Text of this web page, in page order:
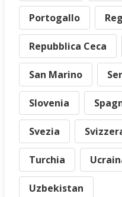
Portogallo
Repubblica Ceca
San Marino
Slovenia
Svezia
Turchia
Uzbekistan